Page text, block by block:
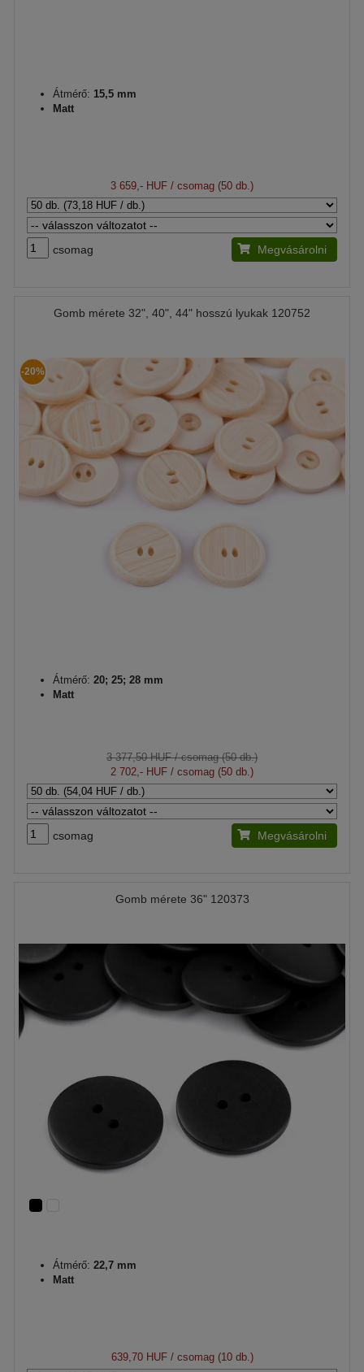
Átmérő: 15,5 mm
Matt
3 659,- HUF / csomag (50 db.)
csomag Megvásárolni
Gomb mérete 32", 40", 44" hosszú lyukak 120752
-20%
Átmérő: 20; 25; 28 mm
Matt
3 377,50 HUF/ csomag (50 db.)
2 702,- HUF / csomag (50 db.)
csomag Megvásárolni
Gomb mérete 36" 120373
Átmérő: 22,7 mm
Matt
639,70 HUF/ csomag (10 db.)